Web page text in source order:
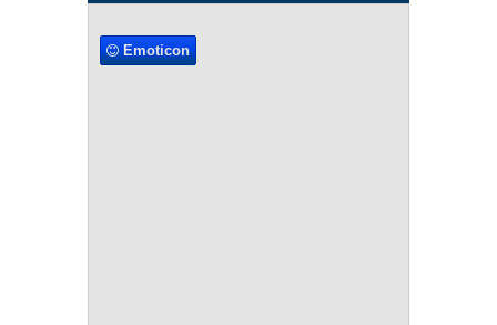
Emoticon